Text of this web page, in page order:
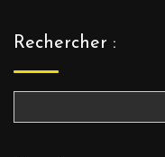
Rechercher :